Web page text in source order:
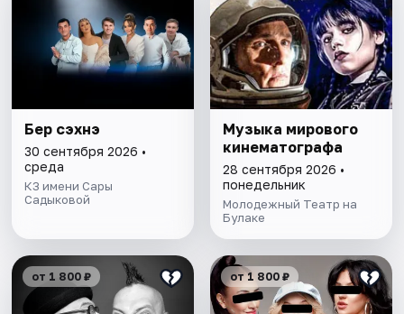
Бер сэхнэ
30 сентября 2026 •
среда
КЗ имени Сары
Садыковой
Музыка мирового
кинематографа
28 сентября 2026 •
понедельник
Молодежный Театр на
Булаке
от 1 800 ₽ от 1 800 ₽